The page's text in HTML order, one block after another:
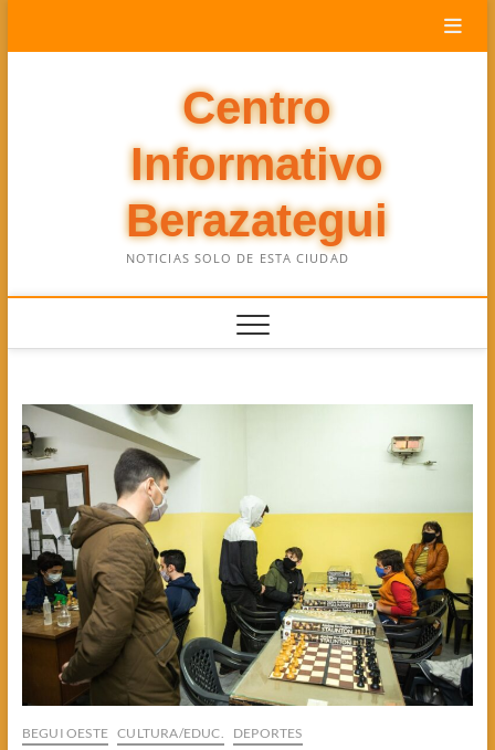
Centro
Informativo
Berazategui
NOTICIAS SOLO DE ESTA CIUDAD
BEGUI OESTE CULTURA/EDUC. DEPORTES